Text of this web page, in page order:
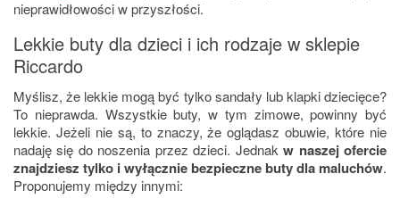
nieprawidłowości w przyszłości.
Lekkie buty dla dzieci i ich rodzaje w sklepie
Riccardo
Myślisz, że lekkie mogą być tylko sandały lub klapki dziecięce?
To nieprawda. Wszystkie buty, w tym zimowe, powinny być
lekkie. Jeżeli nie są, to znaczy, że oglądasz obuwie, które nie
nadaję się do noszenia przez dzieci. Jednakw naszej ofercie
znajdziesz tylko i wyłącznie bezpieczne buty dla maluchów.
Proponujemy między innymi: